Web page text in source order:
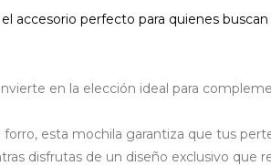
el accesorio perfecto para quienes
en la elección ideal para
esta mochila garantiza que tus
disfrutas de un diseño exclusivo que